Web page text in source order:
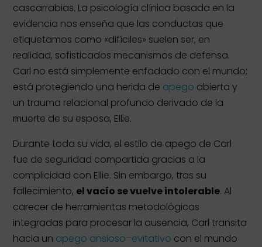
cascarrabias. La psicología clínica basada en la
evidencia nos enseña que las conductas que
etiquetamos como «difíciles» suelen ser, en
realidad, sofisticados mecanismos de defensa.
Carl no está simplemente enfadado con el mundo;
está protegiendo una herida de apego abierta y
un trauma relacional profundo derivado de la
muerte de su esposa, Ellie.
Durante toda su vida, el estilo de apego de Carl
fue de seguridad compartida gracias a la
complicidad con Ellie. Sin embargo, tras su
fallecimiento, el vacío se vuelve intolerable. Al
carecer de herramientas metodológicas
integradas para procesar la ausencia, Carl transita
hacia un apego ansioso–evitativo con el mundo